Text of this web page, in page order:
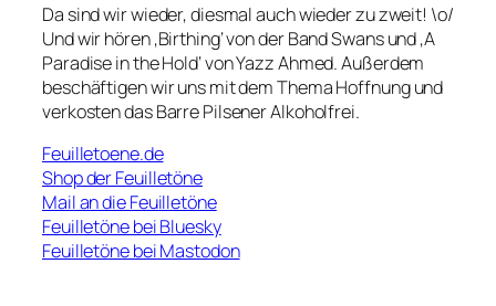
Da sind wir wieder, diesmal auch wieder zu zweit! \o/
Und wir hören ‚Birthing‘ von der Band Swans und ‚A
Paradise in the Hold‘ von Yazz Ahmed. Außerdem
beschäftigen wir uns mit dem Thema Hoffnung und
verkosten das Barre Pilsener Alkoholfrei.
Feuilletoene.de
Shop der Feuilletöne
Mail an die Feuilletöne
Feuilletöne bei Bluesky
Feuilletöne bei Mastodon